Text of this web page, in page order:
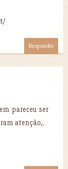
Responder
pareceu ser
atenção,.